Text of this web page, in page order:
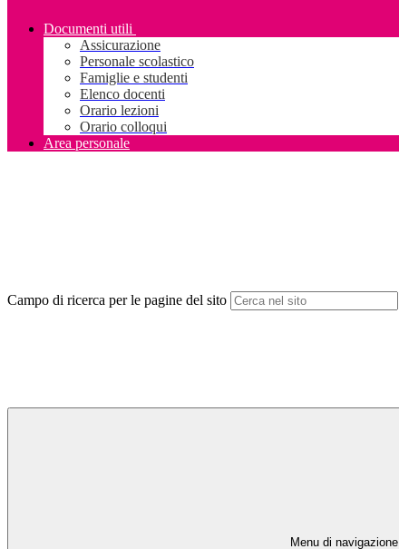
Documenti utili
Assicurazione
Personale scolastico
Famiglie e studenti
Elenco docenti
Orario lezioni
Orario colloqui
Area personale
Campo di ricerca per le pagine del sito
Menu di navigazione